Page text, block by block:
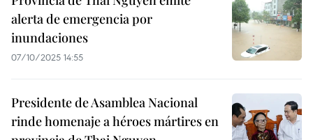
alerta de emergencia por
inundaciones
07/10/2025 14:55
Presidente de Asamblea Nacional
rinde homenaje a héroes mártires en